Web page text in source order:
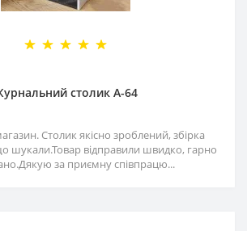
столик А-64
Столик якісно зроблений, збірка
шукали.Товар відправили швидко, гарно
за приємну співпрацю...